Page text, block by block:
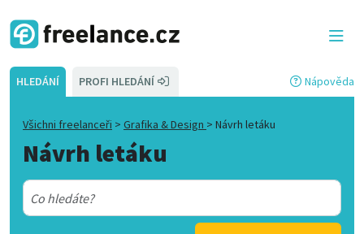
HLEDÁNÍ PROFI HLEDÁNÍ Nápověda
Všichni freelanceři > Grafika & Design > Návrh letáku
Návrh letáku